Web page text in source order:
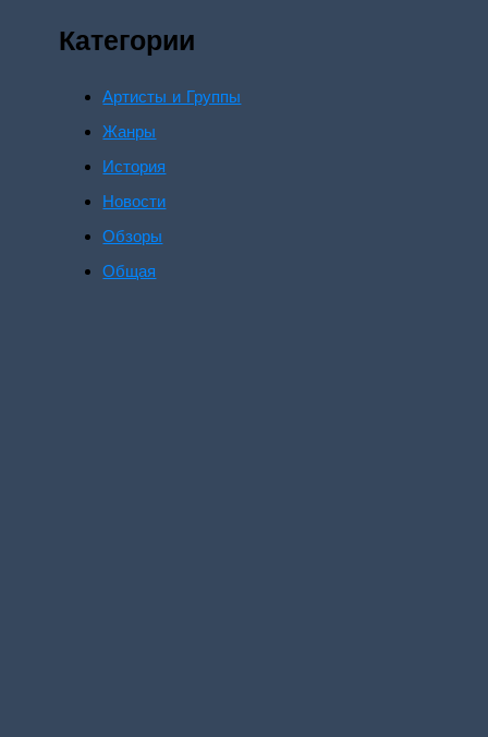
Категории
Артисты и Группы
Жанры
История
Новости
Обзоры
Общая